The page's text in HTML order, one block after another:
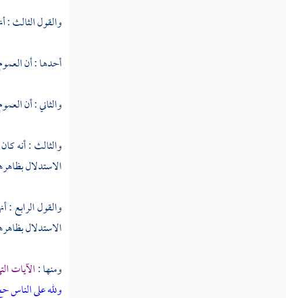
والقول الثالث :
أحدها : أن
والثاني : أن
والثالث : أنه
الاستدلال
والقول الرابع :
الاستدلال
ومنها :الآيات
ولله على الناس